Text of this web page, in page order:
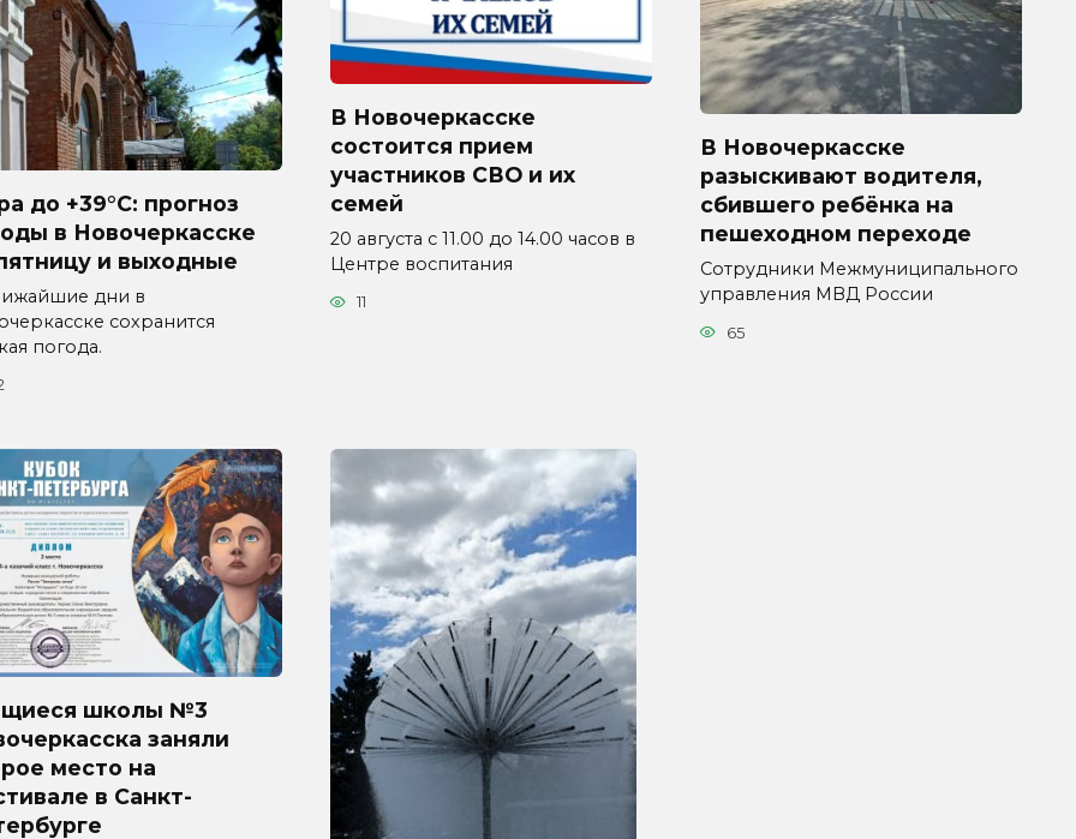
до +39°C: прогноз
в Новочеркасске
и выходные
дни в
сохранится
погода.
В Новочеркасске
состоится прием
участников СВО и их
семей
20 августа с 11.00 до 14.00 часов в
Центре воспитания
11
В Новочеркасске
разыскивают водителя,
сбившего ребёнка на
пешеходном переходе
Сотрудники Межмуниципального
управления МВД России
65
школы №3
заняли
место на
в Санкт-